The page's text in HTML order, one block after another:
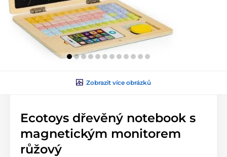
Zobrazit více obrázků
Ecotoys dřevěný notebook s
magnetickým monitorem
růžový